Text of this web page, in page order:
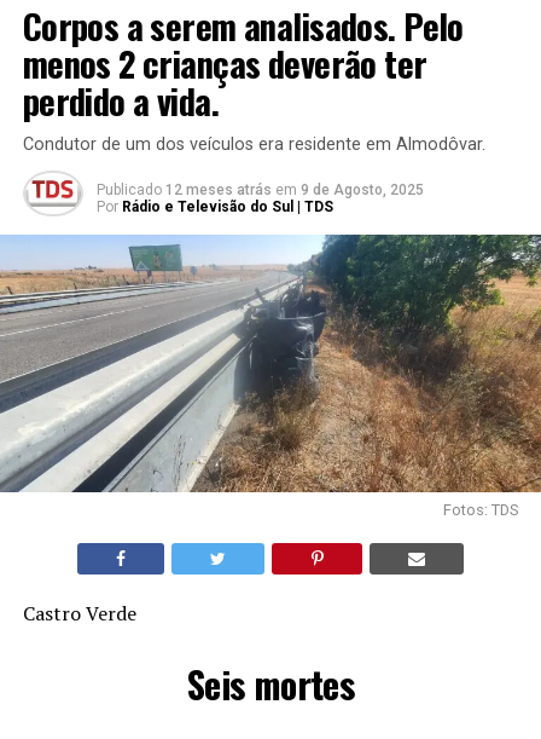
Corpos a serem analisados. Pelo
menos 2 crianças deverão ter
perdido a vida.
Condutor de um dos veículos era residente em Almodôvar.
Publicado 12 meses atrás em 9 de Agosto, 2025
Por Rádio e Televisão do Sul | TDS
Fotos: TDS
Castro Verde
Seis mortes